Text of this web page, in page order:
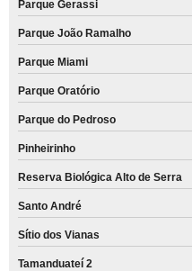
Parque Gerassi
Parque João Ramalho
Parque Miami
Parque Oratório
Parque do Pedroso
Pinheirinho
Reserva Biológica Alto de Serra
Santo André
Sítio dos Vianas
Tamanduateí 2